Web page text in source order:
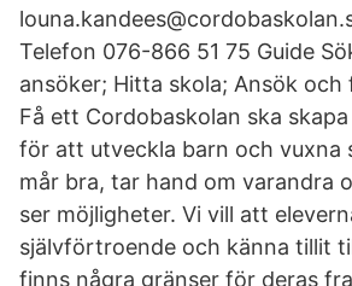
Telefon 076-866 51 75 Guide
ansöker; Hitta skola; Ansök och
Få ett Cordobaskolan ska
för att utveckla barn och vuxna
mår bra, tar hand om varandra
ser möjligheter. Vi vill att
självförtroende och känna tillit
finns några gränser för deras